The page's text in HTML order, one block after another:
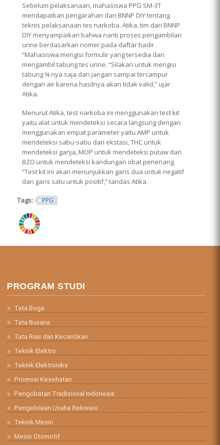
Sebelum pelaksanaan, mahasiswa PPG SM-3T
mendapatkan pengarahan dari BNNP DIY tentang
teknis pelaksanaan tes narkoba. Atika, tim dari BNNP
DIY menyampaikan bahwa nanti proses pengambilan
urine berdasarkan nomer pada daftar hadir.
”Mahasiswa mengisi formulir yang tersedia dan
mengambil tabung tes urine. “Silakan untuk mengisi
tabung ¼ nya saja dan jangan sampai tercampur
dengan air karena hasilnya akan tidak valid,” ujar
Atika.
Menurut Atika, test narkoba ini menggunakan test kit
yaitu alat untuk mendeteksi secara langsung dengan
menggunakan empat parameter yaitu AMP untuk
mendeteksi sabu-sabu dan ekstasi, THC untuk
mendeteksi ganja, MOP untuk mendeteksi putaw dan
BZO untuk mendeteksi kandungan obat penenang.
“Test kit ini akan menunjukkan garis dua untuk negatif
dan garis satu untuk positif,” tandas Atika.
Tags: PPG
ring.png
PROGRAM STUDI
Tata Boga
Tata Busana
Tata Rias dan Kecantikan
Teknik Elektro
Teknik Elektronika
Promosi Kesehatan
Pengobatan Tradisional Indonesia
Pengelolaan Usaha Rekreasi
Teknik Mesin
Mesin Otomotif